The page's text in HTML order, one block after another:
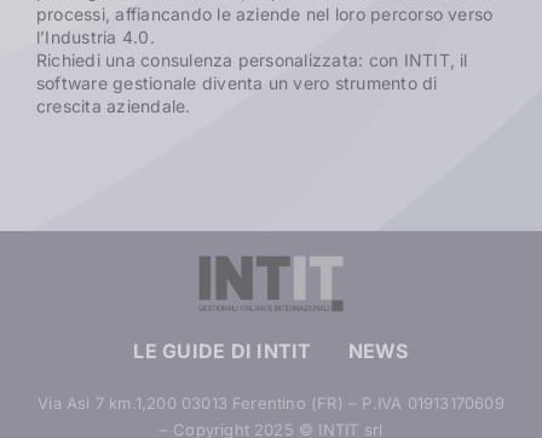
processi, affiancando le aziende nel loro percorso verso
l’Industria 4.0.
Richiedi una consulenza personalizzata: con INTIT, il
software gestionale diventa un vero strumento di
crescita aziendale.
LE GUIDE DI INTIT NEWS
Via Asi 7 km.1,200 03013 Ferentino (FR) – P.IVA 01913170609
– Copyright 2025 © INTIT srl